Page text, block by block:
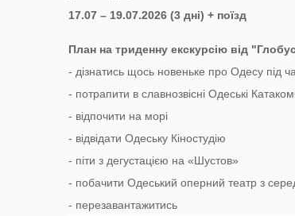
17.07 – 19.07.2026 (3 дні) + поїзд
План на триденну екскурсію від
- дізнатись щось новеньке про Одесу під
- потрапити в славнозвісні Одеські
- відпочити на морі
- відвідати Одеську Кіностудію
- піти з дегустацією на «Шустов»
- побачити Одеський оперний театр з
- перезавантажитись